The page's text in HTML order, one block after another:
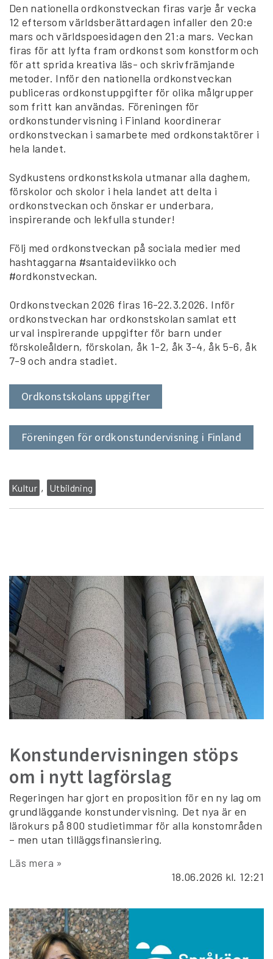
Kultur Utbildning
Den nationella ordkonstveckan firas varje år vecka
12 eftersom världsberättardagen infaller den 20:e
mars och världspoesidagen den 21:a mars. Veckan
firas för att lyfta fram ordkonst som konstform och
för att sprida kreativa läs- och skrivfrämjande
metoder. Inför den nationella ordkonstveckan
publiceras ordkonstuppgifter för olika målgrupper
som fritt kan användas. Föreningen för
ordkonstundervisning i Finland koordinerar
ordkonstveckan i samarbete med ordkonstaktörer i
hela landet.
Sydkustens ordkonstkskola utmanar alla daghem,
förskolor och skolor i hela landet att delta i
ordkonstveckan och önskar er underbara,
inspirerande och lekfulla stunder!
Följ med ordkonstveckan på sociala medier med
hashtaggarna #santaideviikko och
#ordkonstveckan.
Ordkonstveckan 2026 firas 16-22.3.2026. Inför
ordkonstveckan har ordkonstskolan samlat ett
urval inspirerande uppgifter för barn under
förskoleåldern, förskolan, åk 1-2, åk 3-4, åk 5-6, åk
7-9 och andra stadiet.
Ordkonstskolans uppgifter
Föreningen för ordkonstundervisning i Finland
Konstundervisningen stöps
om i nytt lagförslag
Regeringen har gjort en proposition för en ny lag om
grundläggande konstundervisning. Det nya är en
lärokurs på 800 studietimmar för alla konstområden
– men utan tilläggsfinansiering.
Läs mera »
18.06.2026 kl. 12:21